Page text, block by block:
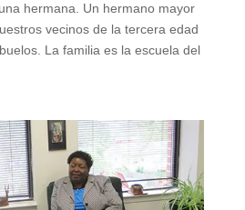
hermana. Un hermano mayor
vecinos de la tercera edad
La familia es la escuela del